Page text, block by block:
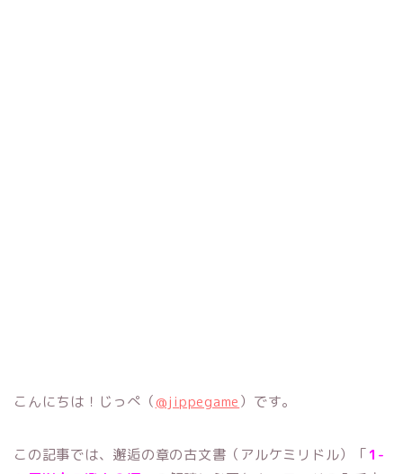
こんにちは！じっぺ（@jippegame）です。
この記事では、邂逅の章の古文書（アルケミリドル）「1-